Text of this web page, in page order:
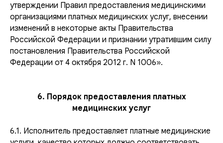
утверждении Правил предоставления медицинскими
организациями платных медицинских услуг, внесении
изменений в некоторые акты Правительства
Российской Федерации и признании утратившим силу
постановления Правительства Российской
Федерации от 4 октября 2012 г. N 1006».
6. Порядок предоставления платных
медицинских услуг
6.1. Исполнитель предоставляет платные медицинские